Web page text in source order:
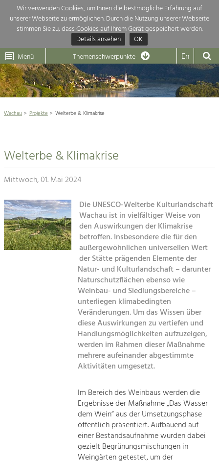
Wir verwenden Cookies, um Ihnen die bestmögliche Erfahrung auf
unserer Webseite zu ermöglichen. Durch die Nutzung unserer Webseite
stimmen Sie zu, dass Cookies auf Ihrem Gerät gespeichert werden.
Details ansehen
OK
Dunkelsteinerwald Klima
Menü Themenschwerpunkte En
Aktuelles
Weltkulturerbe Wachau 
Rückblick 25 Jahre Jubiläum
Architektur
Landwirtschaft & Tourismus
Projekte
Kirchen am Fluss
Themenübersicht
Die Regionalentwicklung in unserer Region ist sehr vielfältig. Deshalb
geben wir hier eine Übersicht über unsere Themenschwerpunkte. Für
mehr Informationen einfach das Thema anklicken und schon werden alle
Projekte in diesem Kontext angezeigt.
Natur- &
Baukultur
Land- & Forstwirtschaft
Bewirtschaftung und Pflege der
Kulturlandschaft.
Tourismus
Angebotsentwicklung und
Kunst & Kultur
Handwerk, Wissenschaft und Forschung.
Soziales, Bildung &
Gleichberechtigung, Jugend und
Mobilität & Energie
erneuerbare Energie
Steigerung regionaler Wertschöpfung
Wachau Projekte Welterbe & Klimakrise
Welterbe & Klimakrise
Mittwoch, 01. Mai 2024
Die UNESCO-Welterbe Kulturlandschaft
Wachau ist in vielfältiger Weise von
den Auswirkungen der Klimakrise
betroffen. Insbesondere die für den
außergewöhnlichen universellen Wert
der Stätte prägenden Elemente der
Natur- und Kulturlandschaft – darunter
Naturschutzflächen ebenso wie
Weinbau- und Siedlungsbereiche –
unterliegen klimabedingten
Veränderungen. Um das Wissen über
diese Auswirkungen zu vertiefen und
Handlungsmöglichkeiten aufzuzeigen,
werden im Rahmen dieser Maßnahme
mehrere aufeinander abgestimmte
Aktivitäten umgesetzt.
Im Bereich des Weinbaus werden die
Ergebnisse der Maßnahme „Das Wasser
dem Wein“ aus der Umsetzungsphase
öffentlich präsentiert. Aufbauend auf
einer Bestandsaufnahme wurden dabei
gezielt Begrünungsmischungen in
Weingärten getestet, um der